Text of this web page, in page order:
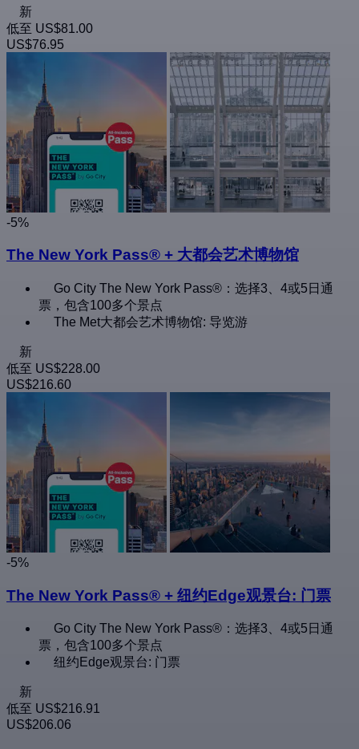
新
低至 US$81.00
US$76.95
-5%
The New York Pass® + 大都会艺术博物馆
Go City The New York Pass®：选择3、4或5日通
票，包含100多个景点
The Met大都会艺术博物馆: 导览游
新
低至 US$228.00
US$216.60
-5%
The New York Pass® + 纽约Edge观景台: 门票
Go City The New York Pass®：选择3、4或5日通
票，包含100多个景点
纽约Edge观景台: 门票
新
低至 US$216.91
US$206.06